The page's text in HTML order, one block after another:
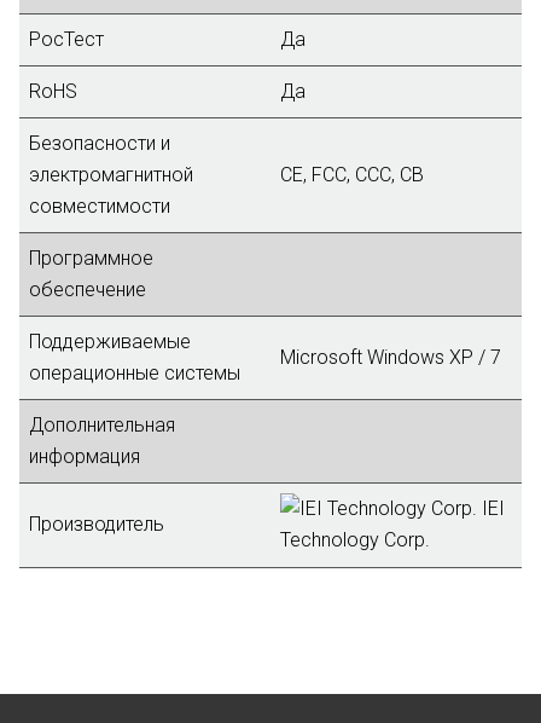
РосТест Да
RoHS Да
Безопасности и
электромагнитной
совместимости
CE, FCC, CCC, CB
Программное
обеспечение
Поддерживаемые
операционные системы
Microsoft Windows XP / 7
Дополнительная
информация
Производитель
IEI
Technology Corp.